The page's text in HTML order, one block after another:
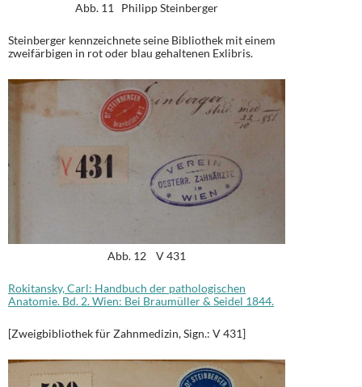
Abb. 11 Philipp Steinberger
Steinberger kennzeichnete seine Bibliothek mit einem
zweifärbigen in rot oder blau gehaltenen Exlibris.
Abb. 12 V 431
Rokitansky, Carl: Handbuch der pathologischen
Anatomie. Bd. 2. Wien: Bei Braumüller & Seidel 1844.
[Zweigbibliothek für Zahnmedizin, Sign.: V 431]